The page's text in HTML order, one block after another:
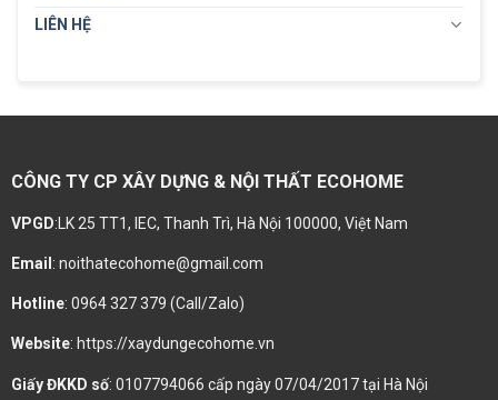
LIÊN HỆ
CÔNG TY CP XÂY DỰNG & NỘI THẤT ECOHOME
VPGD:LK 25 TT1, IEC, Thanh Trì, Hà Nội 100000, Việt Nam
Email : noithatecohome@gmail.com
Hotline: 0964 327 379 (Call/Zalo)
Website: https://xaydungecohome.vn
Giấy ĐKKD số: 0107794066 cấp ngày 07/04/2017 tại Hà Nội